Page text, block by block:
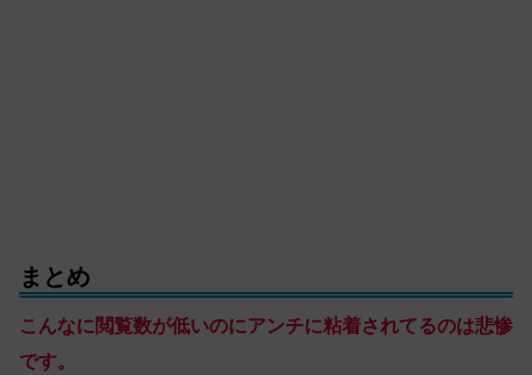
まとめ
こんなに閲覧数が低いのにアンチに粘着されてるのは悲惨
です。